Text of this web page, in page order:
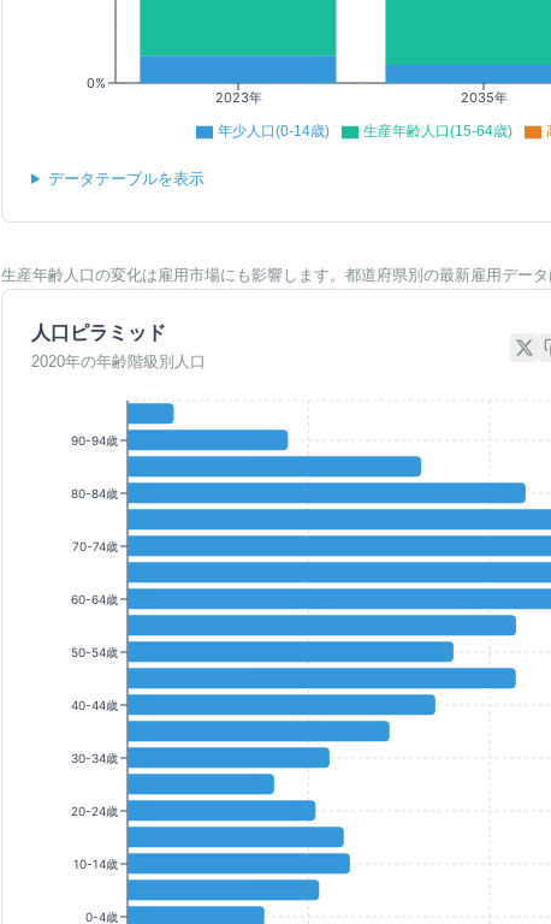
2023年 2035年
0%
年少人口(0-14歳) 生産年齢人口(15-64歳)
データテーブルを表示
生産年齢人口の変化は雇用市場にも影響します。都道府県別の最新雇用データ
人口ピラミッド
2020年の年齢階級別人口
90-94歳
80-84歳
70-74歳
60-64歳
50-54歳
40-44歳
30-34歳
20-24歳
10-14歳
0-4歳